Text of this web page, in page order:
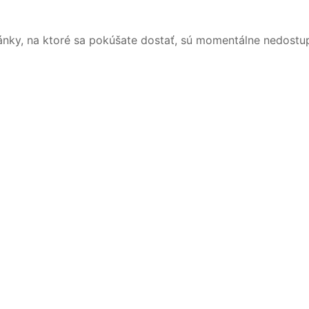
na ktoré sa pokúšate dostať, sú momentálne